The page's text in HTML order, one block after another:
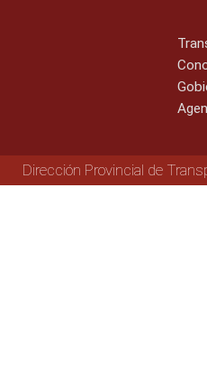
Dirección Provincial de